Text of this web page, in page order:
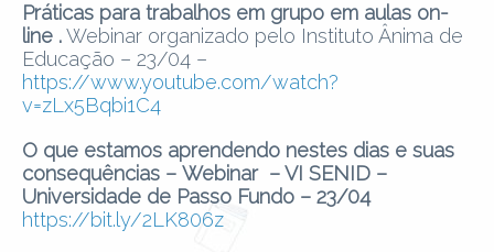
Práticas para trabalhos em grupo em aulas on-
line .Webinar organizado pelo Instituto Ânima de
Educação – 23/04 –
https://www.youtube.com/watch?
v=zLx5Bqbi1C4
O que estamos aprendendo nestes dias e suas
consequências – Webinar – VI SENID –
Universidade de Passo Fundo – 23/04
https://bit.ly/2LK806z